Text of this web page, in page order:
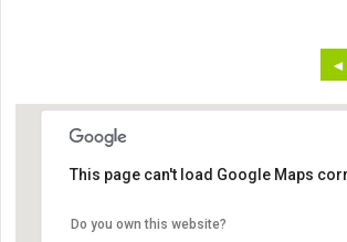
◄
This page can't load Google Maps
Do you own this website?